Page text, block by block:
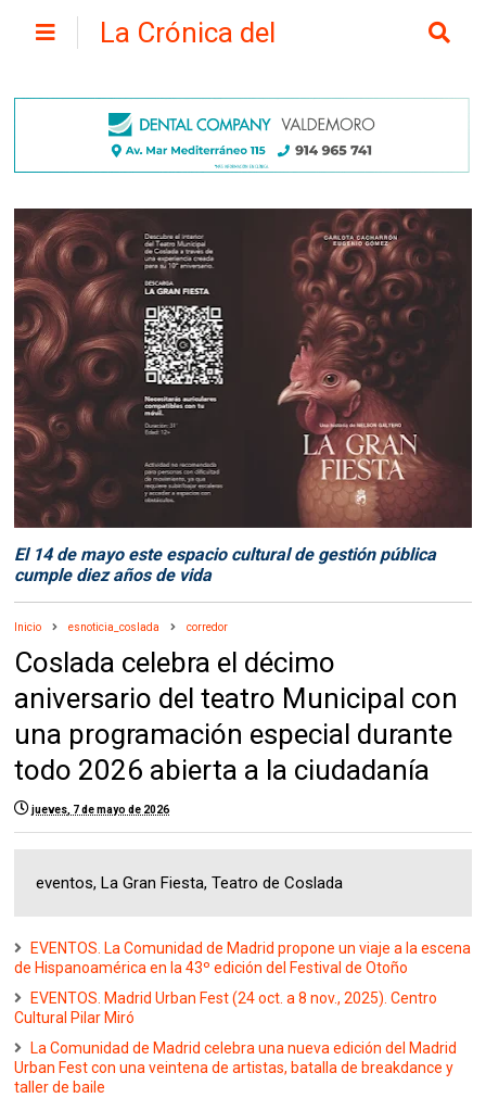
La Crónica del
El 14 de mayo este espacio cultural de gestión pública
cumple diez años de vida
Inicio esnoticia_coslada corredor
Coslada celebra el décimo
aniversario del teatro Municipal con
una programación especial durante
todo 2026 abierta a la ciudadanía
jueves, 7 de mayo de 2026
eventos, La Gran Fiesta, Teatro de Coslada
EVENTOS. La Comunidad de Madrid propone un viaje a la escena
de Hispanoamérica en la 43º edición del Festival de Otoño
EVENTOS. Madrid Urban Fest (24 oct. a 8 nov., 2025). Centro
Cultural Pilar Miró
La Comunidad de Madrid celebra una nueva edición del Madrid
Urban Fest con una veintena de artistas, batalla de breakdance y
taller de baile